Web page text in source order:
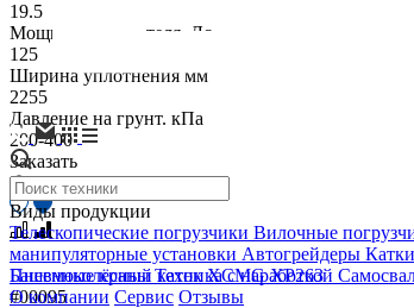
Виды продукции
Телескопические погрузчики Вилочные
манипуляторные установки Автогрейдеры
Башенные краныТехника с наработкой
О компании Сервис Отзывы
19.5
Мощность двигателя. Лс
125
Ширина уплотнения мм
2255
Давление на грунт. кПа
200-400
Заказать
Пневмоколёсный каток XCMG XP263
#00095